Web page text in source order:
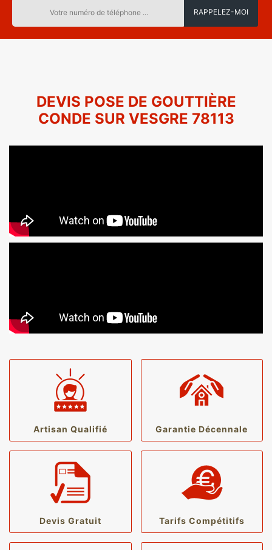
DEVIS POSE DE GOUTTIÈRE
CONDE SUR VESGRE 78113
Artisan Qualifié Garantie Décennale
Devis Gratuit Tarifs Compétitifs